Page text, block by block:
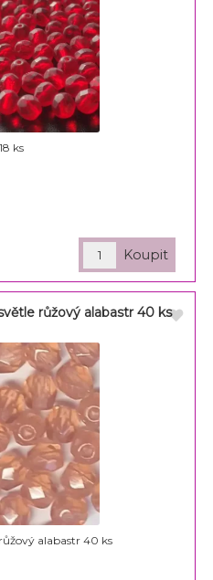
ks
růžový alabastr 40 ks
alabastr 40 ks